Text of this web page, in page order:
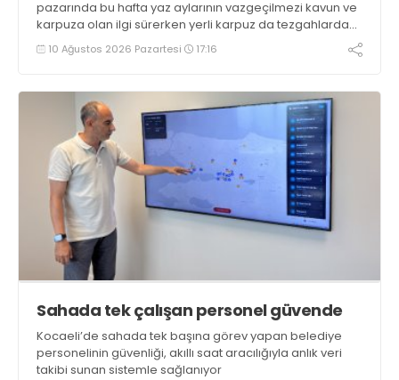
pazarında bu hafta yaz aylarının vazgeçilmezi kavun ve
karpuza olan ilgi sürerken yerli karpuz da tezgahlarda
yerini aldı
10 Ağustos 2026 Pazartesi 17:16
Sahada tek çalışan personel güvende
Kocaeli’de sahada tek başına görev yapan belediye
personelinin güvenliği, akıllı saat aracılığıyla anlık veri
takibi sunan sistemle sağlanıyor